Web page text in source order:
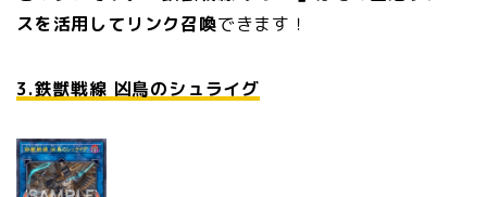
スを活用してリンク召喚できます！
3.鉄獣戦線 凶鳥のシュライグ